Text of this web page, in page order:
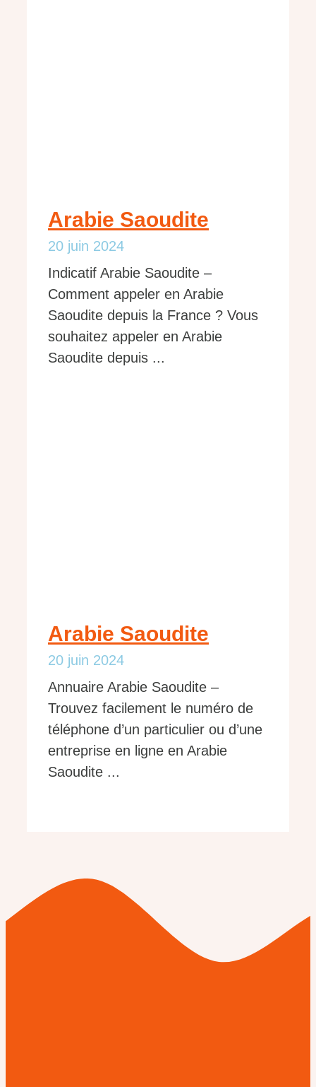
Arabie Saoudite
20 juin 2024
Indicatif Arabie Saoudite –
Comment appeler en Arabie
Saoudite depuis la France ? Vous
souhaitez appeler en Arabie
Saoudite depuis ...
Arabie Saoudite
20 juin 2024
Annuaire Arabie Saoudite –
Trouvez facilement le numéro de
téléphone d’un particulier ou d’une
entreprise en ligne en Arabie
Saoudite ...